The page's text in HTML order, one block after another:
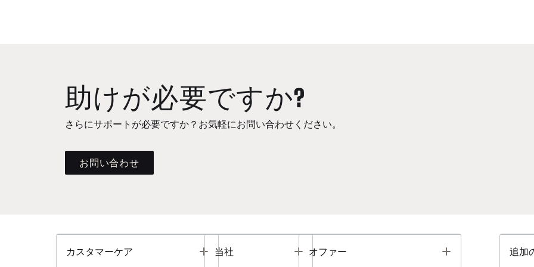
助けが必要ですか?
さらにサポートが必要ですか？お気軽にお問い合わせください。
お問い合わせ
カスタマーケア Toggle
当社 Toggle
オファー Toggle 追加